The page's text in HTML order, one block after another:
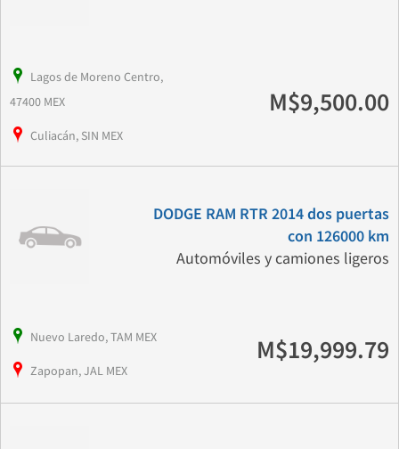
Lagos de Moreno Centro,
47400 MEX
Culiacán, SIN MEX
M$9,500.00
DODGE RAM RTR 2014 dos puertas
con 126000 km
Automóviles y camiones ligeros
Nuevo Laredo, TAM MEX
Zapopan, JAL MEX
M$19,999.79